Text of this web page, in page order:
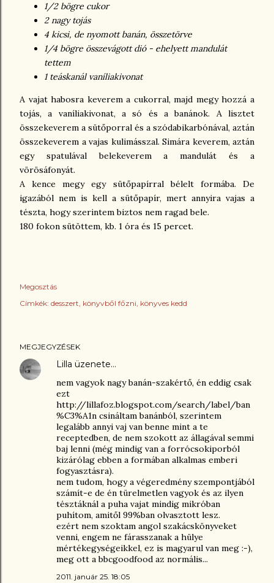
1/2 bögre cukor
2 nagy tojás
4 kicsi, de nyomott banán, összetörve
1/4 bögre összevágott dió - ehelyett mandulát
tettem
1 teáskanál vaníliakivonat
A vajat habosra keverem a cukorral, majd megy hozzá a
tojás, a vaníliakivonat, a só és a banánok. A lisztet
összekeverem a sütőporral és a szódabikarbónával, aztán
összekeverem a vajas kulimásszal. Simára keverem, aztán
egy spatulával belekeverem a mandulát és a
vörösáfonyát.
A kence megy egy sütőpapírral bélelt formába. De
igazából nem is kell a sütőpapír, mert annyira vajas a
tészta, hogy szerintem biztos nem ragad bele.
180 fokon sütöttem, kb. 1 óra és 15 percet.
Megosztás
Címkék: desszert könyvből főzni könyves kedd
MEGJEGYZÉSEK
Lilla üzenete…
nem vagyok nagy banán-szakértő, én eddig csak
ezt
http://lillafoz.blogspot.com/search/label/ban
%C3%A1n csináltam banánból, szerintem
legalább annyi vaj van benne mint a te
receptedben, de nem szokott az állagával semmi
baj lenni (még mindig van a forrócsokiporból
kizárólag ebben a formában alkalmas emberi
fogyasztásra).
nem tudom, hogy a végeredmény szempontjából
számít-e de én türelmetlen vagyok és az ilyen
tésztáknál a puha vajat mindig mikróban
puhítom, amitől 99%ban olvasztott lesz.
ezért nem szoktam angol szakácskönyveket
venni, engem ne fárasszanak a hülye
mértékegységeikkel, ez is magyarul van meg :-),
meg ott a bbcgoodfood az normális...
2011. január 25. 18:05